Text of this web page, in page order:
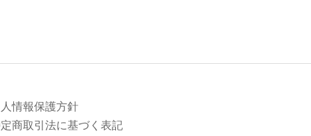
情報保護方針
商取引法に基づく表記